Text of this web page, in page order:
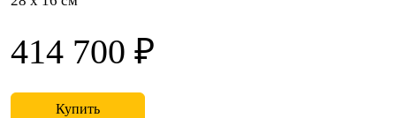
414 700 ₽
Купить